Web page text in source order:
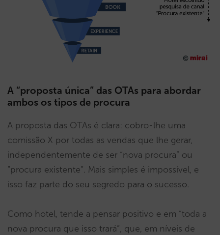
A “proposta única” das OTAs para abordar
ambos os tipos de procura
A proposta das OTAs é clara: cobro-lhe uma
comissão X por todas as vendas que lhe gerar,
independentemente de ser “nova procura” ou
“procura existente”. Mais simples é impossível, e
isso faz parte do seu segredo para o sucesso.
Como hotel, tende a pensar positivo e em “toda a
nova procura que isso trará”, que, em níveis de